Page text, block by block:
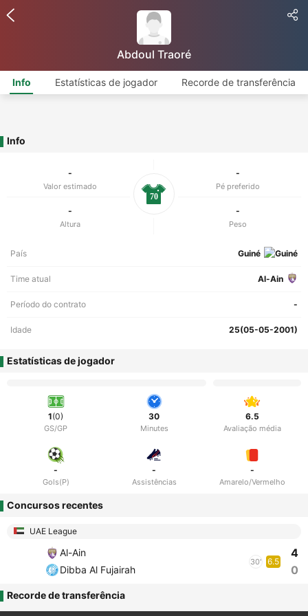
Abdoul Traoré
Info Estatísticas de jogador Recorde de transferência
Info
-
Valor estimado
-
Pé preferido
-
Altura
-
Peso
70
País Guiné
Time atual Al-Ain
Período do contrato -
Idade 25(05-05-2001)
Estatísticas de jogador
1(0)
GS/GP
30
Minutes
6.5
Avaliação média
-
Gols(P)
-
Assistências
-
Amarelo/Vermelho
Concursos recentes
UAE League
Al-Ain
Dibba Al Fujairah
30' 6.5
4
0
Recorde de transferência